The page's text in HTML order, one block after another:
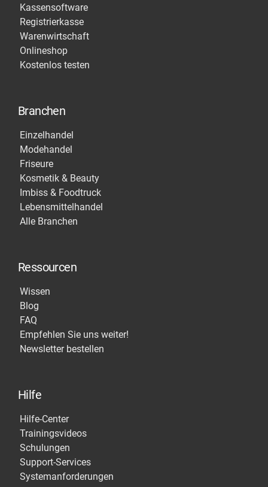
Kassensoftware
Registrierkasse
Warenwirtschaft
Onlineshop
Kostenlos testen
Branchen
Einzelhandel
Modehandel
Friseure
Kosmetik & Beauty
Imbiss & Foodtruck
Lebensmittelhandel
Alle Branchen
Ressourcen
Wissen
Blog
FAQ
Empfehlen Sie uns weiter!
Newsletter bestellen
Hilfe
Hilfe-Center
Trainingsvideos
Schulungen
Support-Services
Systemanforderungen